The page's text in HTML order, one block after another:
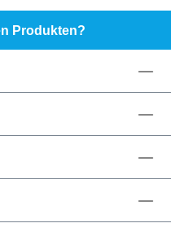
Produkten?